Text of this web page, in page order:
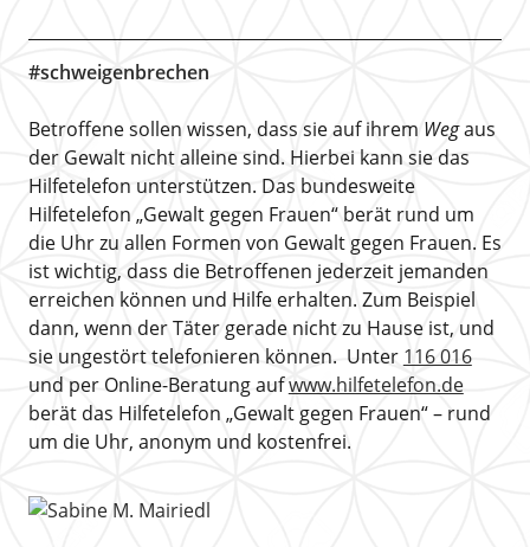
#schweigenbrechen
Betroffene sollen wissen, dass sie auf ihrem Wegaus
der Gewalt nicht alleine sind. Hierbei kann sie das
Hilfetelefon unterstützen. Das bundesweite
Hilfetelefon „Gewalt gegen Frauen“ berät rund um
die Uhr zu allen Formen von Gewalt gegen Frauen. Es
ist wichtig, dass die Betroffenen jederzeit jemanden
erreichen können und Hilfe erhalten. Zum Beispiel
dann, wenn der Täter gerade nicht zu Hause ist, und
sie ungestört telefonieren können. Unter 116 016
und per Online-Beratung aufwww.hilfetelefon.de
berät das Hilfetelefon „Gewalt gegen Frauen“ – rund
um die Uhr, anonym und kostenfrei.